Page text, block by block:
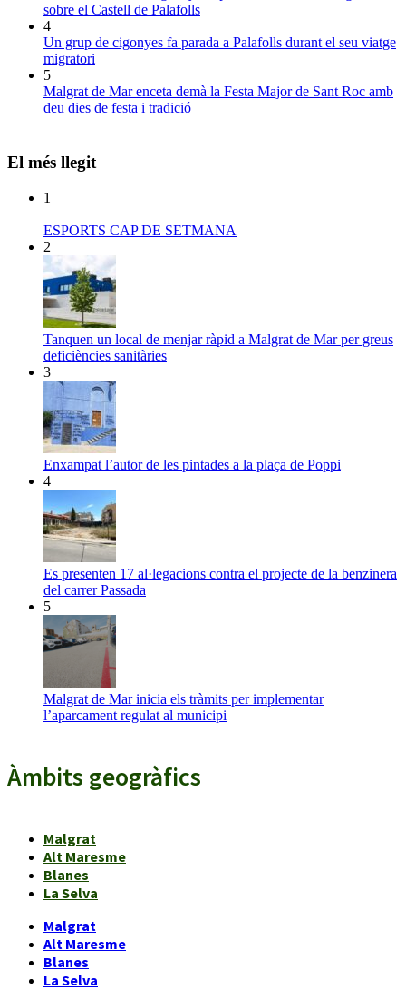
sobre el Castell de Palafolls
4
Un grup de cigonyes fa parada a Palafolls durant el seu viatge
migratori
5
Malgrat de Mar enceta demà la Festa Major de Sant Roc amb
deu dies de festa i tradició
El més llegit
1
ESPORTS CAP DE SETMANA
2
Tanquen un local de menjar ràpid a Malgrat de Mar per greus
deficiències sanitàries
3
Enxampat l’autor de les pintades a la plaça de Poppi
4
Es presenten 17 al·legacions contra el projecte de la benzinera
del carrer Passada
5
Malgrat de Mar inicia els tràmits per implementar
l’aparcament regulat al municipi
Àmbits geogràfics
Malgrat
Alt Maresme
Blanes
La Selva
Malgrat
Alt Maresme
Blanes
La Selva